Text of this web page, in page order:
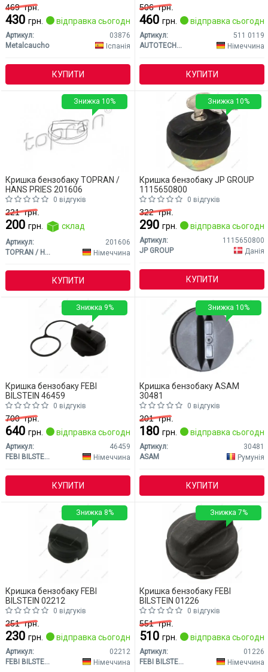
469грн.
430 грн. відправка сьогодні
Артикул:
03876
Metalcaucho
Іспанія
КУПИТИ
506грн.
460 грн. відправка сьогодні
Артикул:
511 0119
AUTOTECHTEILE
Німеччина
КУПИТИ
Кришка бензобаку TOPRAN /
HANS PRIES 201606
0 відгуків
221грн.
200 грн. склад
Артикул:
201606
TOPRAN / HANS PRIES
Німеччина
КУПИТИ
Знижка 10%
Кришка бензобаку JP GROUP
1115650800
0 відгуків
322грн.
290 грн. відправка сьогодні
Артикул:
1115650800
JP GROUP
Данія
КУПИТИ
Знижка 10%
Кришка бензобаку FEBI
BILSTEIN 46459
0 відгуків
700грн.
640 грн. відправка сьогодні
Артикул:
46459
FEBI BILSTEIN
Німеччина
КУПИТИ
Знижка 9%
Кришка бензобаку ASAM
30481
0 відгуків
201грн.
180 грн. відправка сьогодні
Артикул:
30481
ASAM
Румунія
КУПИТИ
Знижка 10%
Кришка бензобаку FEBI
BILSTEIN 02212
0 відгуків
251грн.
230 грн. відправка сьогодні
Артикул:
02212
FEBI BILSTEIN
Німеччина
Знижка 8%
Кришка бензобаку FEBI
BILSTEIN 01226
0 відгуків
551грн.
510 грн. відправка сьогодні
Артикул:
01226
FEBI BILSTEIN
Німеччина
Знижка 7%